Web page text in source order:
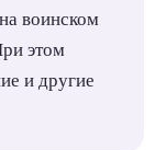
воинском
этом
и другие